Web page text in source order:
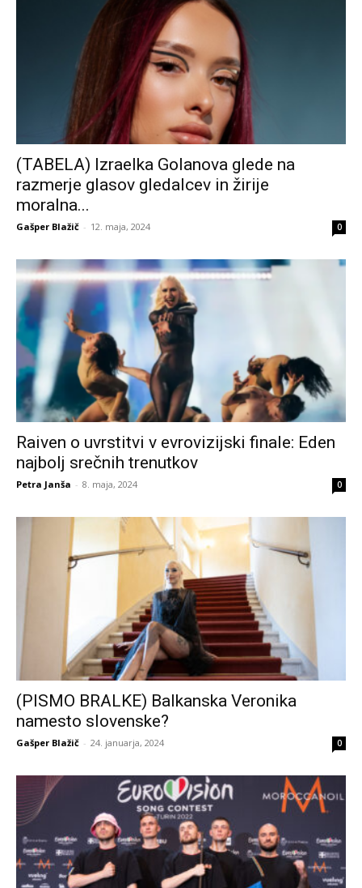
(TABELA) Izraelka Golanova glede na
razmerje glasov gledalcev in žirije
moralna...
Gašper Blažič - 12. maja, 2024 0
Raiven o uvrstitvi v evrovizijski finale: Eden
najbolj srečnih trenutkov
Petra Janša - 8. maja, 2024 0
(PISMO BRALKE) Balkanska Veronika
namesto slovenske?
Gašper Blažič - 24. januarja, 2024 0